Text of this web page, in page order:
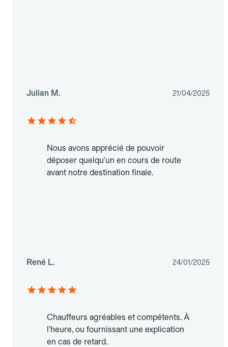
Julian M. 21/04/2025
Nous avons apprécié de pouvoir
déposer quelqu'un en cours de route
avant notre destination finale.
René L. 24/01/2025
Chauffeurs agréables et compétents. À
l’heure, ou fournissant une explication
en cas de retard.